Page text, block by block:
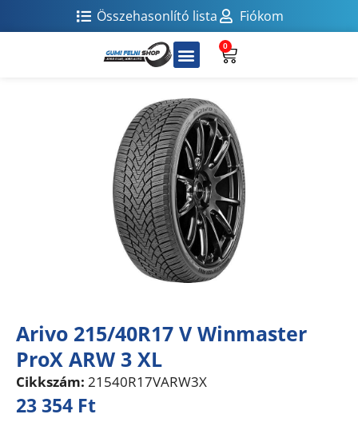
Összehasonlító lista Fiókom
0
Arivo 215/40R17 V Winmaster
ProX ARW 3 XL
Cikkszám: 21540R17VARW3X
23 354 Ft